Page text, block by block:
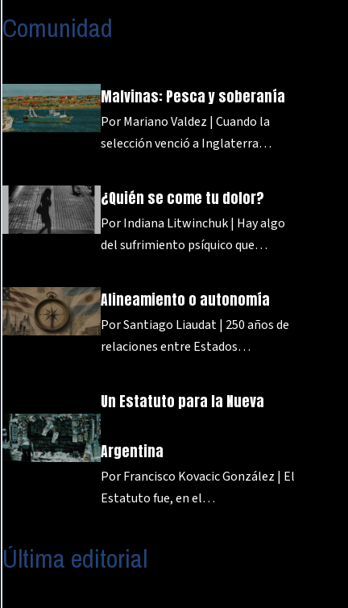
Comunidad
Malvinas: Pesca y soberanía
Por Mariano Valdez | Cuando la
selección venció a Inglaterra…
¿Quién se come tu dolor?
Por Indiana Litwinchuk | Hay algo
del sufrimiento psíquico que…
Alineamiento o autonomía
Por Santiago Liaudat | 250 años de
relaciones entre Estados…
Un Estatuto para la Nueva
Argentina
Por Francisco Kovacic González | El
Estatuto fue, en el…
Última editorial